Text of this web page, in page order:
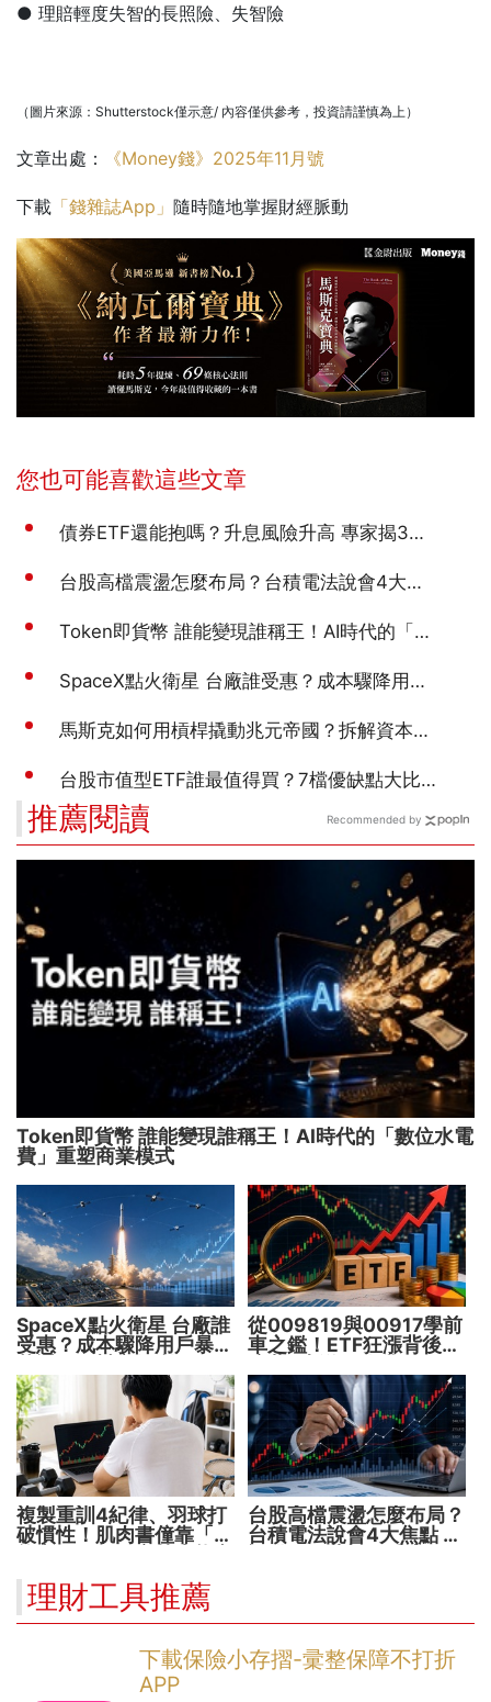
● 理賠輕度失智的長照險、失智險
（圖片來源：Shutterstock僅示意/ 內容僅供參考，投資請謹慎為上）
文章出處： 《Money錢》2025年11月號
下載 「錢雜誌App」 隨時隨地掌握財經脈動
推薦閱讀
Token即貨幣 誰能變現誰稱王！AI時代的「數位水電
費」重塑商業模式
SpaceX點火衛星 台廠誰
受惠？成本驟降用戶暴增
從009819與00917學前
車之鑑！ETF狂漲背後
複製重訓4紀律、羽球打
破慣性！肌肉書僮靠「動
台股高檔震盪怎麼布局？
台積電法說會4大焦點 AI
Recommended by
理財工具推薦
下載保險小存摺-彚整保障不打折
APP